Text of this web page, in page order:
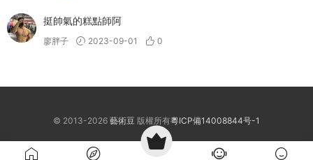
挺帥氣的糕點師阿
廖胖子 2023-09-01 0
© 2013-2026 藝術豆 版權所有粵ICP備14008844号-1